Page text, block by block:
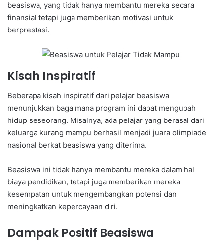
beasiswa, yang tidak hanya membantu mereka secara
finansial tetapi juga memberikan motivasi untuk
berprestasi.
Kisah Inspiratif
Beberapa kisah inspiratif dari pelajar beasiswa
menunjukkan bagaimana program ini dapat mengubah
hidup seseorang. Misalnya, ada pelajar yang berasal dari
keluarga kurang mampu berhasil menjadi juara olimpiade
nasional berkat beasiswa yang diterima.
Beasiswa ini tidak hanya membantu mereka dalam hal
biaya pendidikan, tetapi juga memberikan mereka
kesempatan untuk mengembangkan potensi dan
meningkatkan kepercayaan diri.
Dampak Positif Beasiswa